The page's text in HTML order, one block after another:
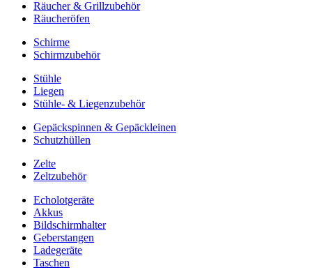
Räucher & Grillzubehör
Räucheröfen
Schirme
Schirmzubehör
Stühle
Liegen
Stühle- & Liegenzubehör
Gepäckspinnen & Gepäckleinen
Schutzhüllen
Zelte
Zeltzubehör
Echolotgeräte
Akkus
Bildschirmhalter
Geberstangen
Ladegeräte
Taschen